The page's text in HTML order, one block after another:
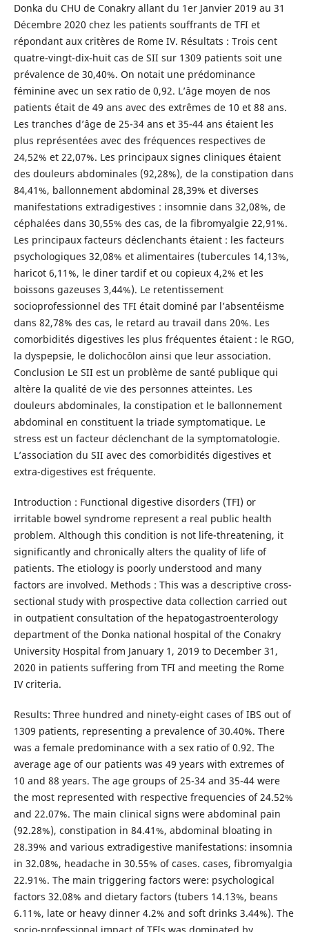
Donka du CHU de Conakry allant du 1er Janvier 2019 au 31
Décembre 2020 chez les patients souffrants de TFI et
répondant aux critères de Rome IV. Résultats : Trois cent
quatre-vingt-dix-huit cas de SII sur 1309 patients soit une
prévalence de 30,40%. On notait une prédominance
féminine avec un sex ratio de 0,92. L’âge moyen de nos
patients était de 49 ans avec des extrêmes de 10 et 88 ans.
Les tranches d’âge de 25-34 ans et 35-44 ans étaient les
plus représentées avec des fréquences respectives de
24,52% et 22,07%. Les principaux signes cliniques étaient
des douleurs abdominales (92,28%), de la constipation dans
84,41%, ballonnement abdominal 28,39% et diverses
manifestations extradigestives : insomnie dans 32,08%, de
céphalées dans 30,55% des cas, de la fibromyalgie 22,91%.
Les principaux facteurs déclenchants étaient : les facteurs
psychologiques 32,08% et alimentaires (tubercules 14,13%,
haricot 6,11%, le diner tardif et ou copieux 4,2% et les
boissons gazeuses 3,44%). Le retentissement
socioprofessionnel des TFI était dominé par l’absentéisme
dans 82,78% des cas, le retard au travail dans 20%. Les
comorbidités digestives les plus fréquentes étaient : le RGO,
la dyspepsie, le dolichocôlon ainsi que leur association.
Conclusion Le SII est un problème de santé publique qui
altère la qualité de vie des personnes atteintes. Les
douleurs abdominales, la constipation et le ballonnement
abdominal en constituent la triade symptomatique. Le
stress est un facteur déclenchant de la symptomatologie.
L’association du SII avec des comorbidités digestives et
extra-digestives est fréquente.
Introduction : Functional digestive disorders (TFI) or
irritable bowel syndrome represent a real public health
problem. Although this condition is not life-threatening, it
significantly and chronically alters the quality of life of
patients. The etiology is poorly understood and many
factors are involved. Methods : This was a descriptive cross-
sectional study with prospective data collection carried out
in outpatient consultation of the hepatogastroenterology
department of the Donka national hospital of the Conakry
University Hospital from January 1, 2019 to December 31,
2020 in patients suffering from TFI and meeting the Rome
IV criteria.
Results: Three hundred and ninety-eight cases of IBS out of
1309 patients, representing a prevalence of 30.40%. There
was a female predominance with a sex ratio of 0.92. The
average age of our patients was 49 years with extremes of
10 and 88 years. The age groups of 25-34 and 35-44 were
the most represented with respective frequencies of 24.52%
and 22.07%. The main clinical signs were abdominal pain
(92.28%), constipation in 84.41%, abdominal bloating in
28.39% and various extradigestive manifestations: insomnia
in 32.08%, headache in 30.55% of cases. cases, fibromyalgia
22.91%. The main triggering factors were: psychological
factors 32.08% and dietary factors (tubers 14.13%, beans
6.11%, late or heavy dinner 4.2% and soft drinks 3.44%). The